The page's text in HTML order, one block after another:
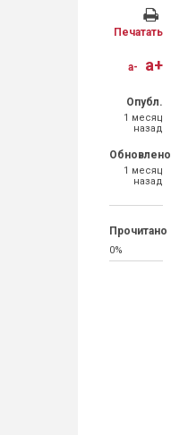
Печатать
a- a+
Опубл.
1 месяц
назад
Обновлено
1 месяц
назад
Прочитано
0%